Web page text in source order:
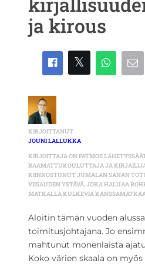
ja kirous
KIRJOITTANUT
JOUNI LALLUKKA
KIRJOITTAJA ON PATMOS
RAAMATTUKOULUTTAJA JA
KIINNOSTUNUT JUMALAN SANAN
VIISAUDEN YSTÄVÄ, JOKA HALUAA
MATKALLA KULKEVIA
Aloitin tämän vuoden
toimitusjohtajana. Jo
mahtunut monenlaista
Koko värien skaala on